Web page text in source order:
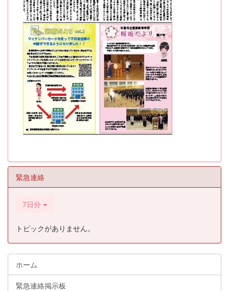
緊急連絡
7日分
トピックがありません。
ホーム
緊急連絡掲示板